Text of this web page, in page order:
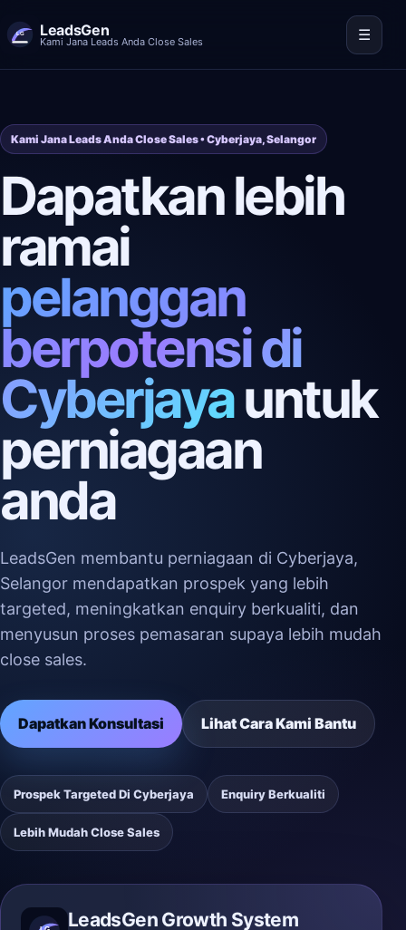
LeadsGen
Kami Jana Leads Anda Close Sales ☰
Kami Jana Leads Anda Close Sales • Cyberjaya, Selangor
Dapatkan lebih
ramai
pelanggan
berpotensi di
Cyberjayauntuk
perniagaan
anda
LeadsGen membantu perniagaan di Cyberjaya,
Selangor mendapatkan prospek yang lebih
targeted, meningkatkan enquiry berkualiti, dan
menyusun proses pemasaran supaya lebih mudah
close sales.
Dapatkan Konsultasi Lihat Cara Kami Bantu
Prospek Targeted Di Cyberjaya Enquiry Berkualiti
Lebih Mudah Close Sales
LeadsGen Growth System